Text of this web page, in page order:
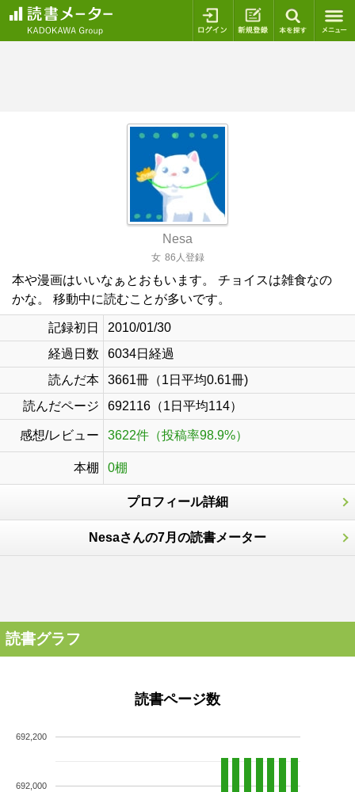
ログイン 新規登録
Nesa
女 86人登録
本や漫画はいいなぁとおもいます。 チョイスは雑食なの
かな。 移動中に読むことが多いです。
記録初日
2010/01/30
経過日数
6034日経過
読んだ本
3661冊（1日平均0.61冊)
読んだページ
692116（1日平均114）
感想/レビュー 3622件（投稿率98.9%）
本棚 0棚
プロフィール詳細
Nesaさんの7月の読書メーター
読書グラフ
読書ページ数
692,000
692,200